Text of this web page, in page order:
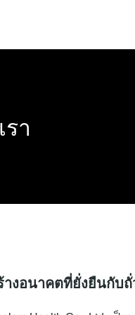
รา
างอนาคตที่ยั่งยืนกับ